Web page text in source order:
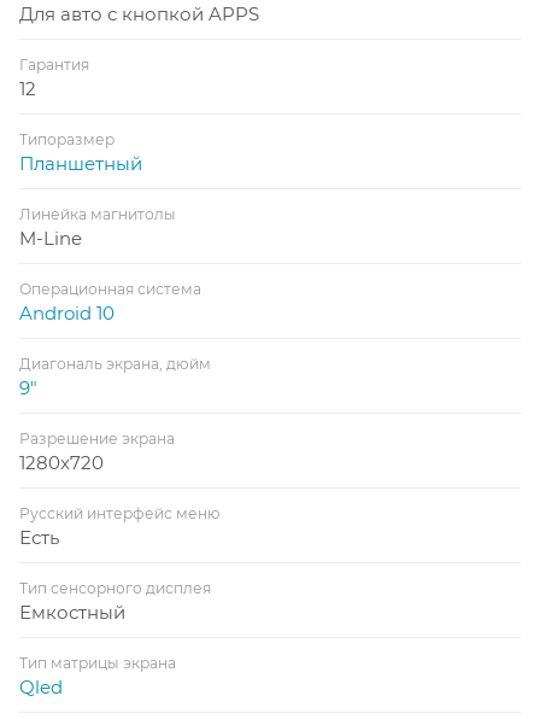
Для авто с кнопкой APPS
Гарантия
12
Типоразмер
Планшетный
Линейка магнитолы
M-Line
Операционная система
Android 10
Диагональ экрана, дюйм
9"
Разрешение экрана
1280x720
Русский интерфейс меню
Есть
Тип сенсорного дисплея
Емкостный
Тип матрицы экрана
Qled